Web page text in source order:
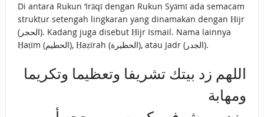
Di antara Rukun ‘Irāqī dengan Rukun Syāmī ada semacam
struktur setengah lingkaran yang dinamakan dengan Ḥijr
(الحجر). Kadang juga disebut Ḥijr Ismail. Nama lainnya
Ḥaṭīm (الحطيم), Ḥaẓīrah (الحظيرة), atau Jadr (الجدر).
اللهم زد بيتك تشريفا وتعظيما وتكريما
ومهابة